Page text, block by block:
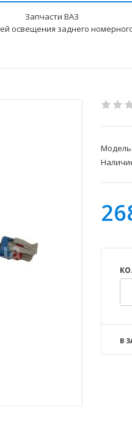
Запчасти ВАЗ
освещения заднего
Модель:
В